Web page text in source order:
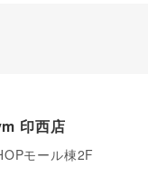
印西店
モール棟2F